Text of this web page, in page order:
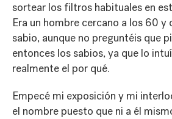
sortear los filtros habituales en
Era un hombre cercano a los 60 y
sabio, aunque no preguntéis que
entonces los sabios, ya que lo
realmente el por qué.
Empecé mi exposición y mi
el nombre puesto que ni a él